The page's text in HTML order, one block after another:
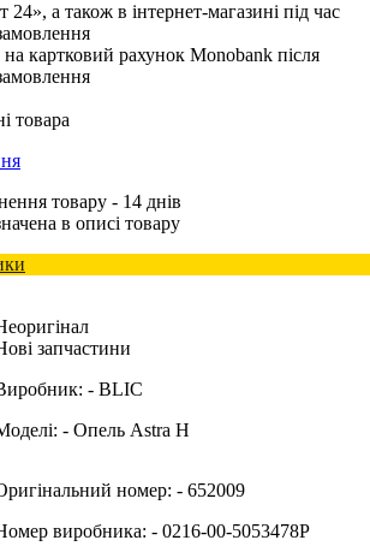
24», а також в інтернет-магазині під час
на картковий рахунок Monobank після
товара
товару - 14 днів
в описі товару
запчастини
- BLIC
- Опель Astra H
номер: - 652009
виробника: - 0216-00-5053478P